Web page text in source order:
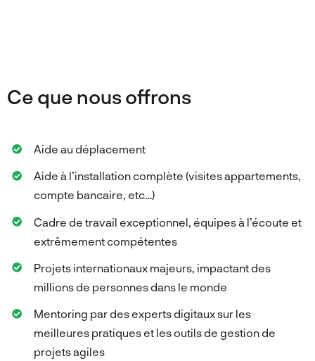
Ce que nous offrons
Aide au déplacement
Aide à l’installation complète (visites appartements,
compte bancaire, etc…)
Cadre de travail exceptionnel, équipes à l’écoute et
extrêmement compétentes
Projets internationaux majeurs, impactant des
millions de personnes dans le monde
Mentoring par des experts digitaux sur les
meilleures pratiques et les outils de gestion de
projets agiles